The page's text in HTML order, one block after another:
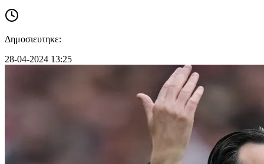
Δημοσιευτηκε:
28-04-2024 13:25